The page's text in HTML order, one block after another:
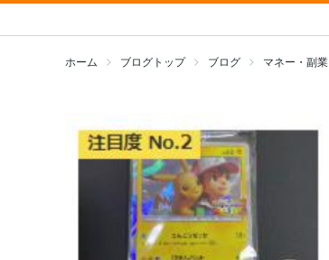
ホーム ブログトップ ブログ マネー・副業